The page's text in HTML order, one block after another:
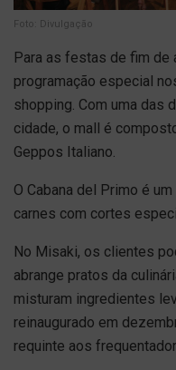
Foto: Divulgação
Para as festas de fim de
programação especial
shopping. Com uma das
cidade, o mall é
Geppos Italiano.
O Cabana del Primo é
carnes com cortes
No Misaki, os clientes
abrange pratos da
misturam ingredientes
reinaugurado em
requinte aos